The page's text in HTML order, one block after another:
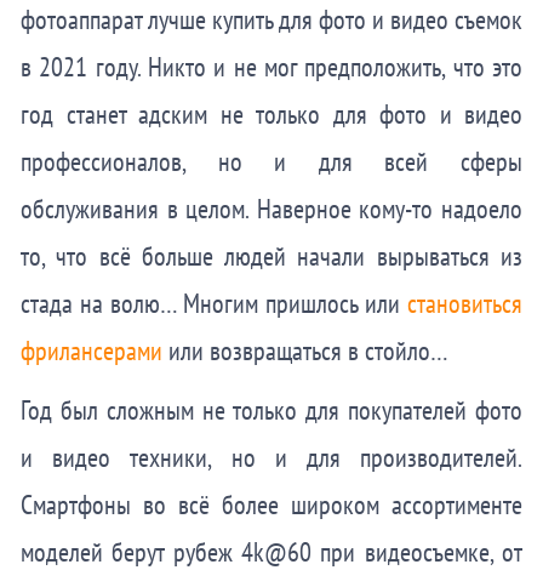
фотоаппарат лучше купить для фото и видео съемок
в 2021 году. Никто и не мог предположить, что это
год станет адским не только для фото и видео
профессионалов, но и для всей сферы
обслуживания в целом. Наверное кому-то надоело
то, что всё больше людей начали вырываться из
стада на волю… Многим пришлось или становиться
фрилансерами или возвращаться в стойло…
Год был сложным не только для покупателей фото
и видео техники, но и для производителей.
Смартфоны во всё более широком ассортименте
моделей берут рубеж 4k@60 при видеосъемке, от